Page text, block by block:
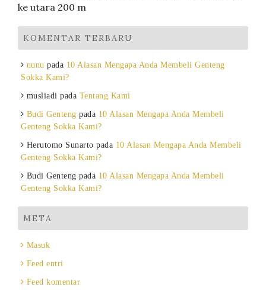
ke utara 200 m
KOMENTAR TERBARU
nunu pada 10 Alasan Mengapa Anda Membeli Genteng
Sokka Kami?
musliadi pada Tentang Kami
Budi Genteng pada 10 Alasan Mengapa Anda Membeli
Genteng Sokka Kami?
Herutomo Sunarto pada 10 Alasan Mengapa Anda Membeli
Genteng Sokka Kami?
Budi Genteng pada 10 Alasan Mengapa Anda Membeli
Genteng Sokka Kami?
META
Masuk
Feed entri
Feed komentar